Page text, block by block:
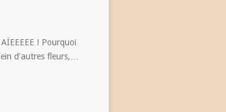
! Pourquoi
d’autres fleurs,…